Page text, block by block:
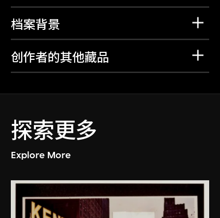
档案背景
创作者的其他藏品
探索更多
Explore More